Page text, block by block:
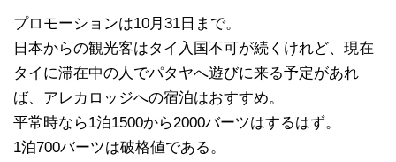
プロモーションは10月31日まで。
日本からの観光客はタイ入国不可が続くけれど、現在
タイに滞在中の人でパタヤへ遊びに来る予定があれ
ば、アレカロッジへの宿泊はおすすめ。
平常時なら1泊1500から2000バーツはするはず。
1泊700バーツは破格値である。